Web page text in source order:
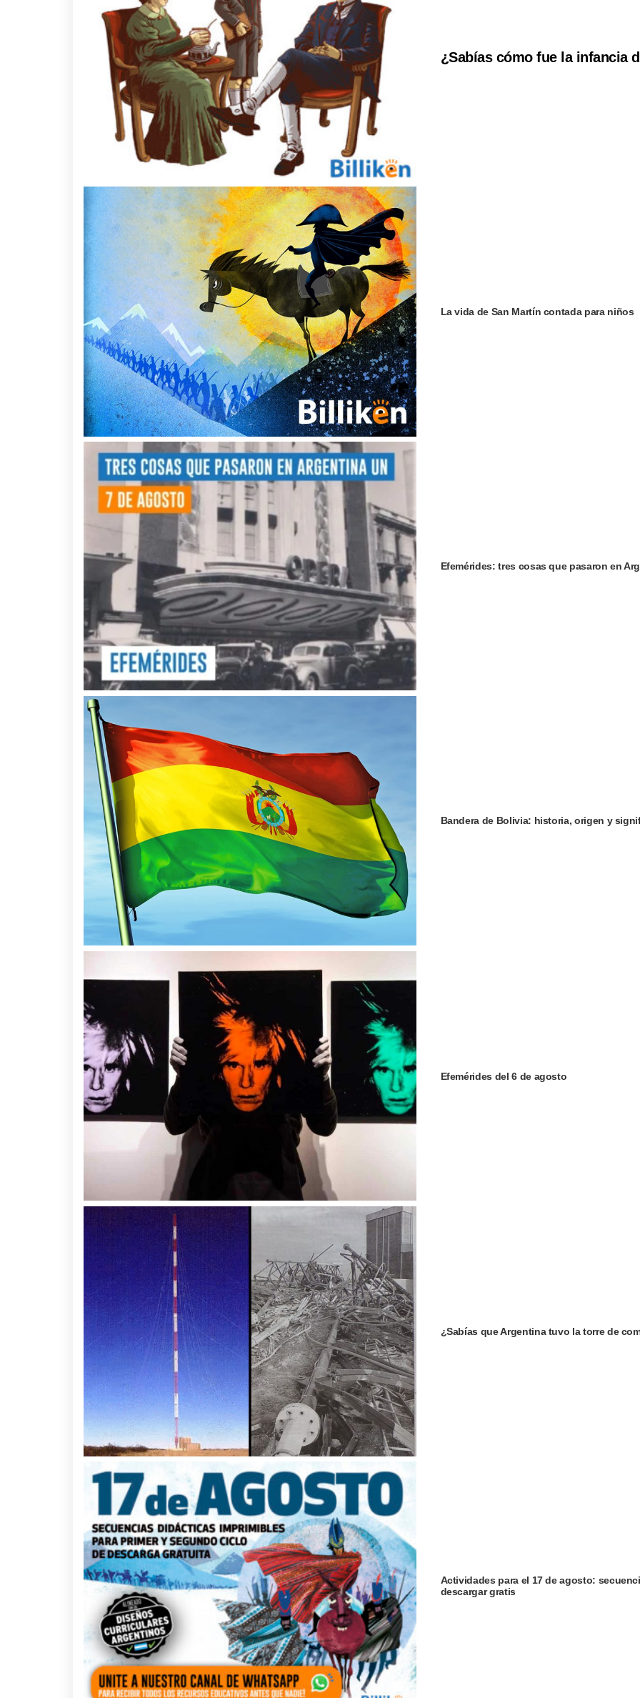
¿Sabías cómo fue la infancia
La vida de San Martín contada para niños
Efemérides: tres cosas que pasaron en
Bandera de Bolivia: historia, origen y
Efemérides del 6 de agosto
¿Sabías que Argentina tuvo la torre de
Actividades para el 17 de agosto:
descargar gratis